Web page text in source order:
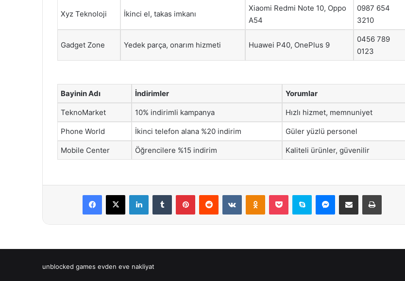
Xyz Teknoloji İkinci el, takas imkanı
Xiaomi Redmi Note 10, Oppo
A54
0987 654
3210
Gadget Zone Yedek parça, onarım hizmeti Huawei P40, OnePlus 9
0456 789
0123
Bayinin Adı İndirimler Yorumlar
TeknoMarket 10% indirimli kampanya Hızlı hizmet, memnuniyet
Phone World İkinci telefon alana %20 indirim Güler yüzlü personel
Mobile Center Öğrencilere %15 indirim Kaliteli ürünler, güvenilir
Facebook
X LinkedInTumblr PinterestReddit VKontakteOdnoklassniki
Pocket Skype Messenger
E-Posta ile paylaş Yazdır
unblocked games evden eve nakliyat